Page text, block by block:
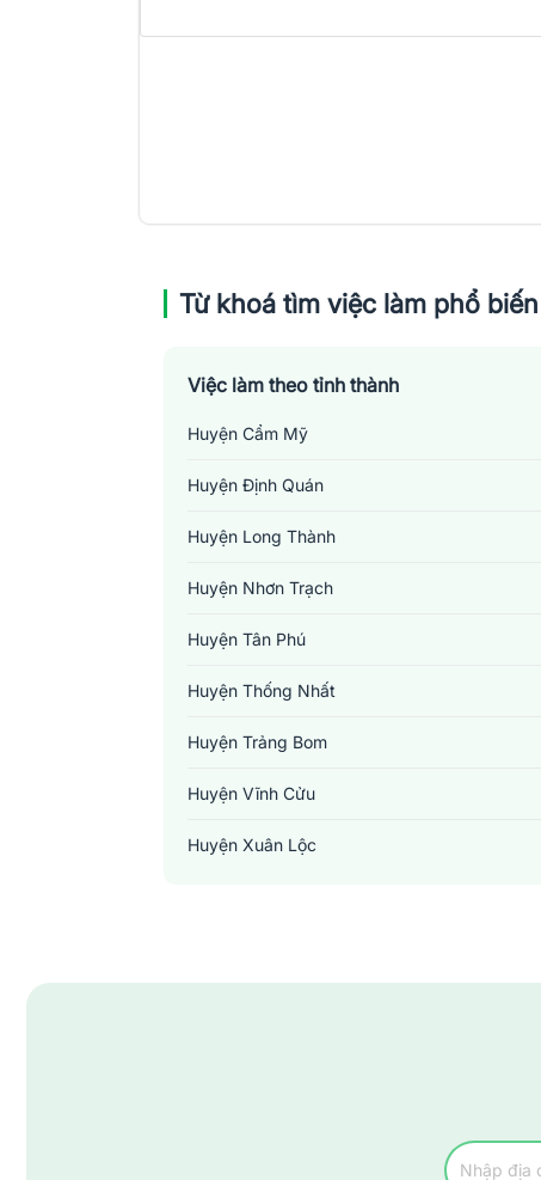
Từ khoá tìm việc làm phổ biến
Việc làm theo tỉnh thành
Huyện Cẩm Mỹ
Huyện Định Quán
Huyện Long Thành
Huyện Nhơn Trạch
Huyện Tân Phú
Huyện Thống Nhất
Huyện Trảng Bom
Huyện Vĩnh Cửu
Huyện Xuân Lộc